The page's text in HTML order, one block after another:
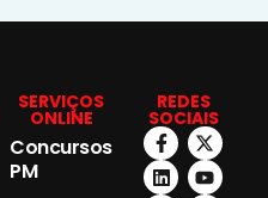
SERVIÇOS
ONLINE
Concursos
PM
REDES
SOCIAIS